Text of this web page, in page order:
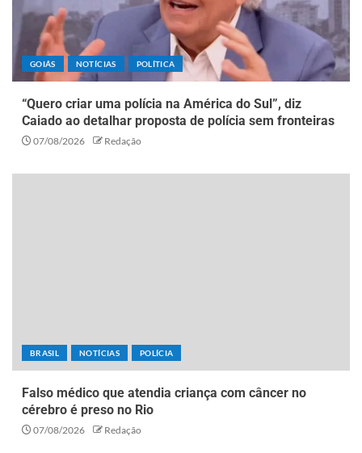
GOIÁS NOTÍCIAS POLÍTICA
“Quero criar uma polícia na América do Sul”, diz
Caiado ao detalhar proposta de polícia sem fronteiras
07/08/2026 Redação
BRASIL NOTÍCIAS POLÍCIA
Falso médico que atendia criança com câncer no
cérebro é preso no Rio
07/08/2026 Redação